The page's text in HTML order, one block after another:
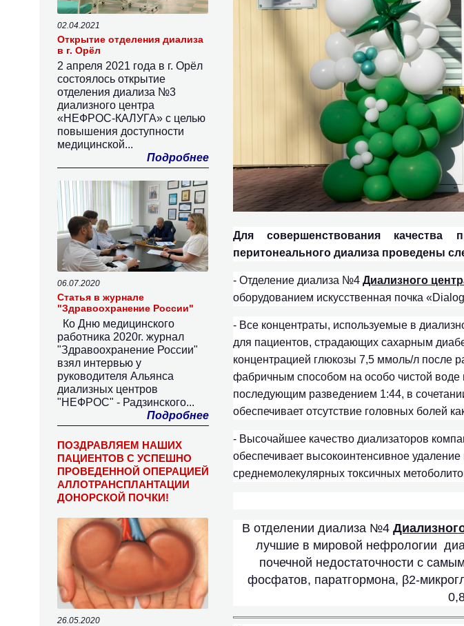
Для совершенствования качества
перитонеального диализа проведены
- Отделение диализа №4 Диализного
оборудованием искусственная почка
- Все концентраты, используемые в
для пациентов, страдающих сахарным
концентрацией глюкозы 7,5 ммоль/л после
фабричным способом на особо чистой воде
последующим разведением 1:44, в
обеспечивает отсутствие головных болей
- Высочайшее качество диализаторов
обеспечивает высокоинтенсивное удаление
среднемолекулярных токсичных
В отделении диализа №4
лучшие в мировой нефрологии
почечной недостаточности с
фосфатов, паратгормона, β2-
02.04.2021
Открытие отделения диализа
в г. Орёл
2 апреля 2021 года в г. Орёл
состоялось открытие
отделения диализа №3
диализного центра
«НЕФРОС-КАЛУГА» с целью
повышения доступности
медицинской...
Подробнее
06.07.2020
Статья в журнале
"Здравоохранение России"
Ко Дню медицинского
работника 2020г. журнал
"Здравоохранение России"
взял интервью у
руководителя Альянса
диализных центров
"НЕФРОС" - Радзинского...
Подробнее
ПОЗДРАВЛЯЕМ НАШИХ
ПАЦИЕНТОВ С УСПЕШНО
ПРОВЕДЕННОЙ ОПЕРАЦИЕЙ
АЛЛОТРАНСПЛАНТАЦИИ
ДОНОРСКОЙ ПОЧКИ!
26.05.2020